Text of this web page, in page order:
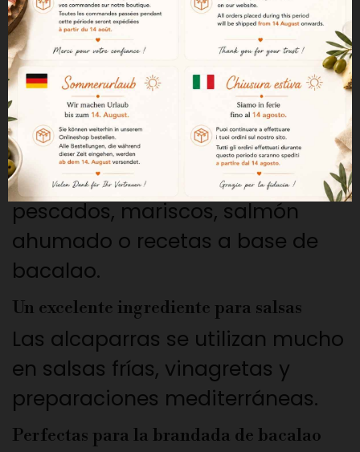
Jerez son el acompañamiento
ideal para tapas, aceitunas,
embutidos y quesos
mediterráneos.
Ideales con el pescado
Combinan a la perfección con
pescados, mariscos, salmón
ahumado o recetas a base de
bacalao.
Un excelente ingrediente para salsas
Las alcaparras se utilizan mucho
en salsas frías, vinagretas y
preparaciones mediterráneas.
Perfectas para la brandada de bacalao